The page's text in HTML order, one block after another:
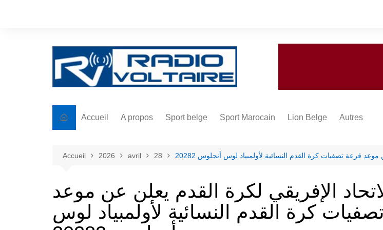
Accueil A propos Sport belge Sport Marocain Lion Belge
Infos
Sponsoring
Autres
Accueil 2026 avril 28 قرعة تصفيات كرة القدم النسائية لأولمبياد لوس أنجلوس 20282
الإفريقي لكرة القدم يعلن عن موعد
كرة القدم النسائية لأولمبياد لوس